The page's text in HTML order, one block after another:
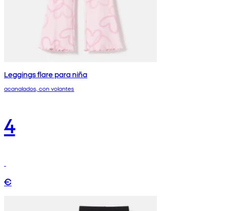
Leggings flare para niña
acanalados, con volantes
4
€